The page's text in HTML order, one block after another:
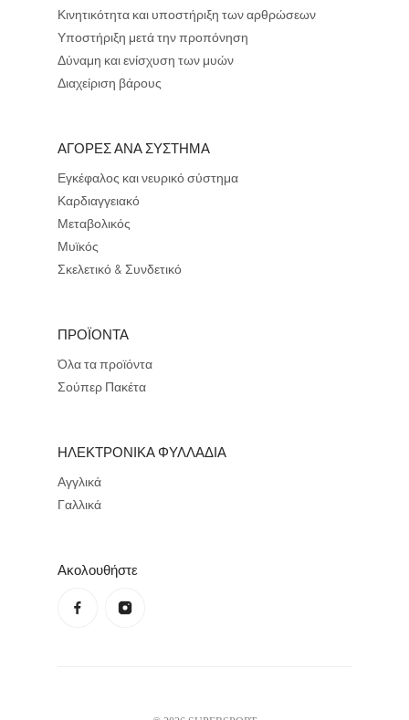
Κινητικότητα και υποστήριξη των αρθρώσεων
Υποστήριξη μετά την προπόνηση
Δύναμη και ενίσχυση των μυών
Διαχείριση βάρους
ΑΓΟΡΕΣ ΑΝΑ ΣΥΣΤΗΜΑ
Εγκέφαλος και νευρικό σύστημα
Καρδιαγγειακό
Μεταβολικός
Μυϊκός
Σκελετικό & Συνδετικό
ΠΡΟΪΟΝΤΑ
Όλα τα προϊόντα
Σούπερ Πακέτα
ΗΛΕΚΤΡΟΝΙΚΑ ΦΥΛΛΑΔΙΑ
Αγγλικά
Γαλλικά
Ακολουθήστε
Πολιτική απορρήτου
Πολιτική επιστροφής χρημάτων